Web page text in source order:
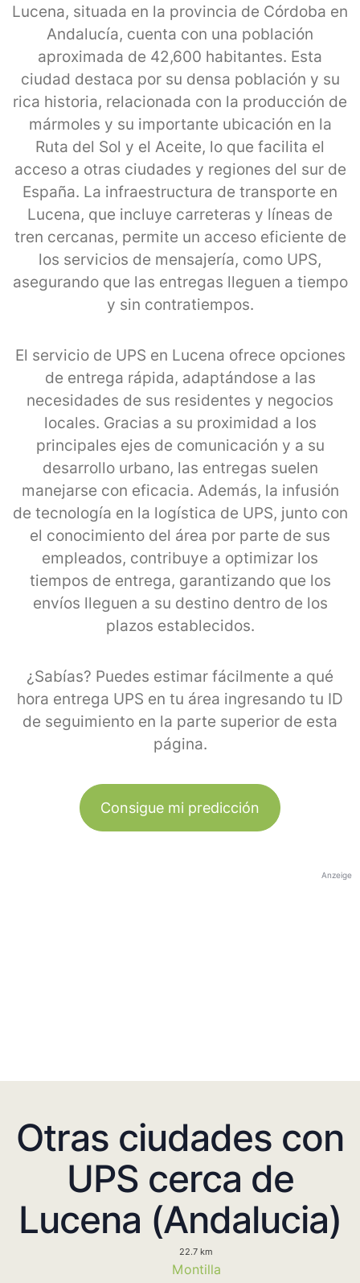
Lucena, situada en la provincia de Córdoba en
Andalucía, cuenta con una población
aproximada de 42,600 habitantes. Esta
ciudad destaca por su densa población y su
rica historia, relacionada con la producción de
mármoles y su importante ubicación en la
Ruta del Sol y el Aceite, lo que facilita el
acceso a otras ciudades y regiones del sur de
España. La infraestructura de transporte en
Lucena, que incluye carreteras y líneas de
tren cercanas, permite un acceso eficiente de
los servicios de mensajería, como UPS,
asegurando que las entregas lleguen a tiempo
y sin contratiempos.
El servicio de UPS en Lucena ofrece opciones
de entrega rápida, adaptándose a las
necesidades de sus residentes y negocios
locales. Gracias a su proximidad a los
principales ejes de comunicación y a su
desarrollo urbano, las entregas suelen
manejarse con eficacia. Además, la infusión
de tecnología en la logística de UPS, junto con
el conocimiento del área por parte de sus
empleados, contribuye a optimizar los
tiempos de entrega, garantizando que los
envíos lleguen a su destino dentro de los
plazos establecidos.
¿Sabías? Puedes estimar fácilmente a qué
hora entrega UPS en tu área ingresando tu ID
de seguimiento en la parte superior de esta
página.
Consigue mi predicción
Anzeige
Otras ciudades con
UPS cerca de
Lucena (Andalucia)
22.7 km
Montilla